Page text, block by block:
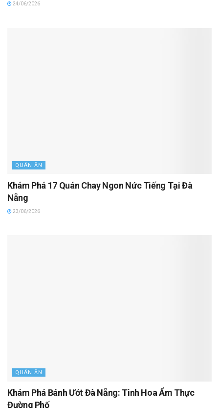
24/06/2026
QUÁN ĂN
Khám Phá 17 Quán Chay Ngon Nức Tiếng Tại Đà
Nẵng
23/06/2026
QUÁN ĂN
Khám Phá Bánh Ướt Đà Nẵng: Tinh Hoa Ẩm Thực
Đường Phố